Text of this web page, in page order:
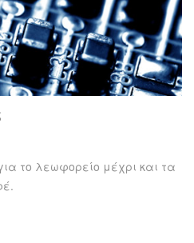
το λεωφορείο μέχρι και τα